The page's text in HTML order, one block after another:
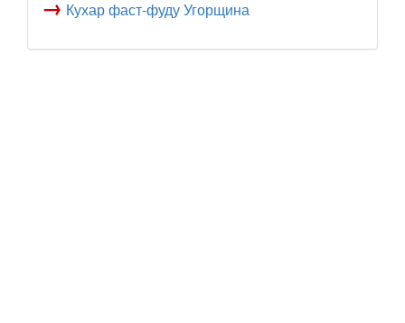
→ Кухар фаст-фуду Угорщина